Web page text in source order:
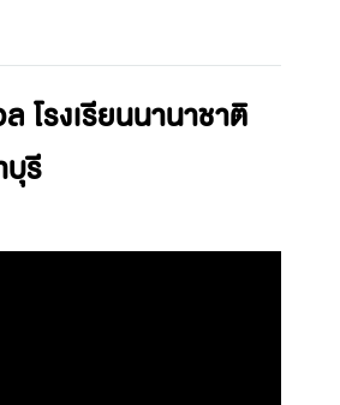
โรงเรียนนานาชาติ
บุรี